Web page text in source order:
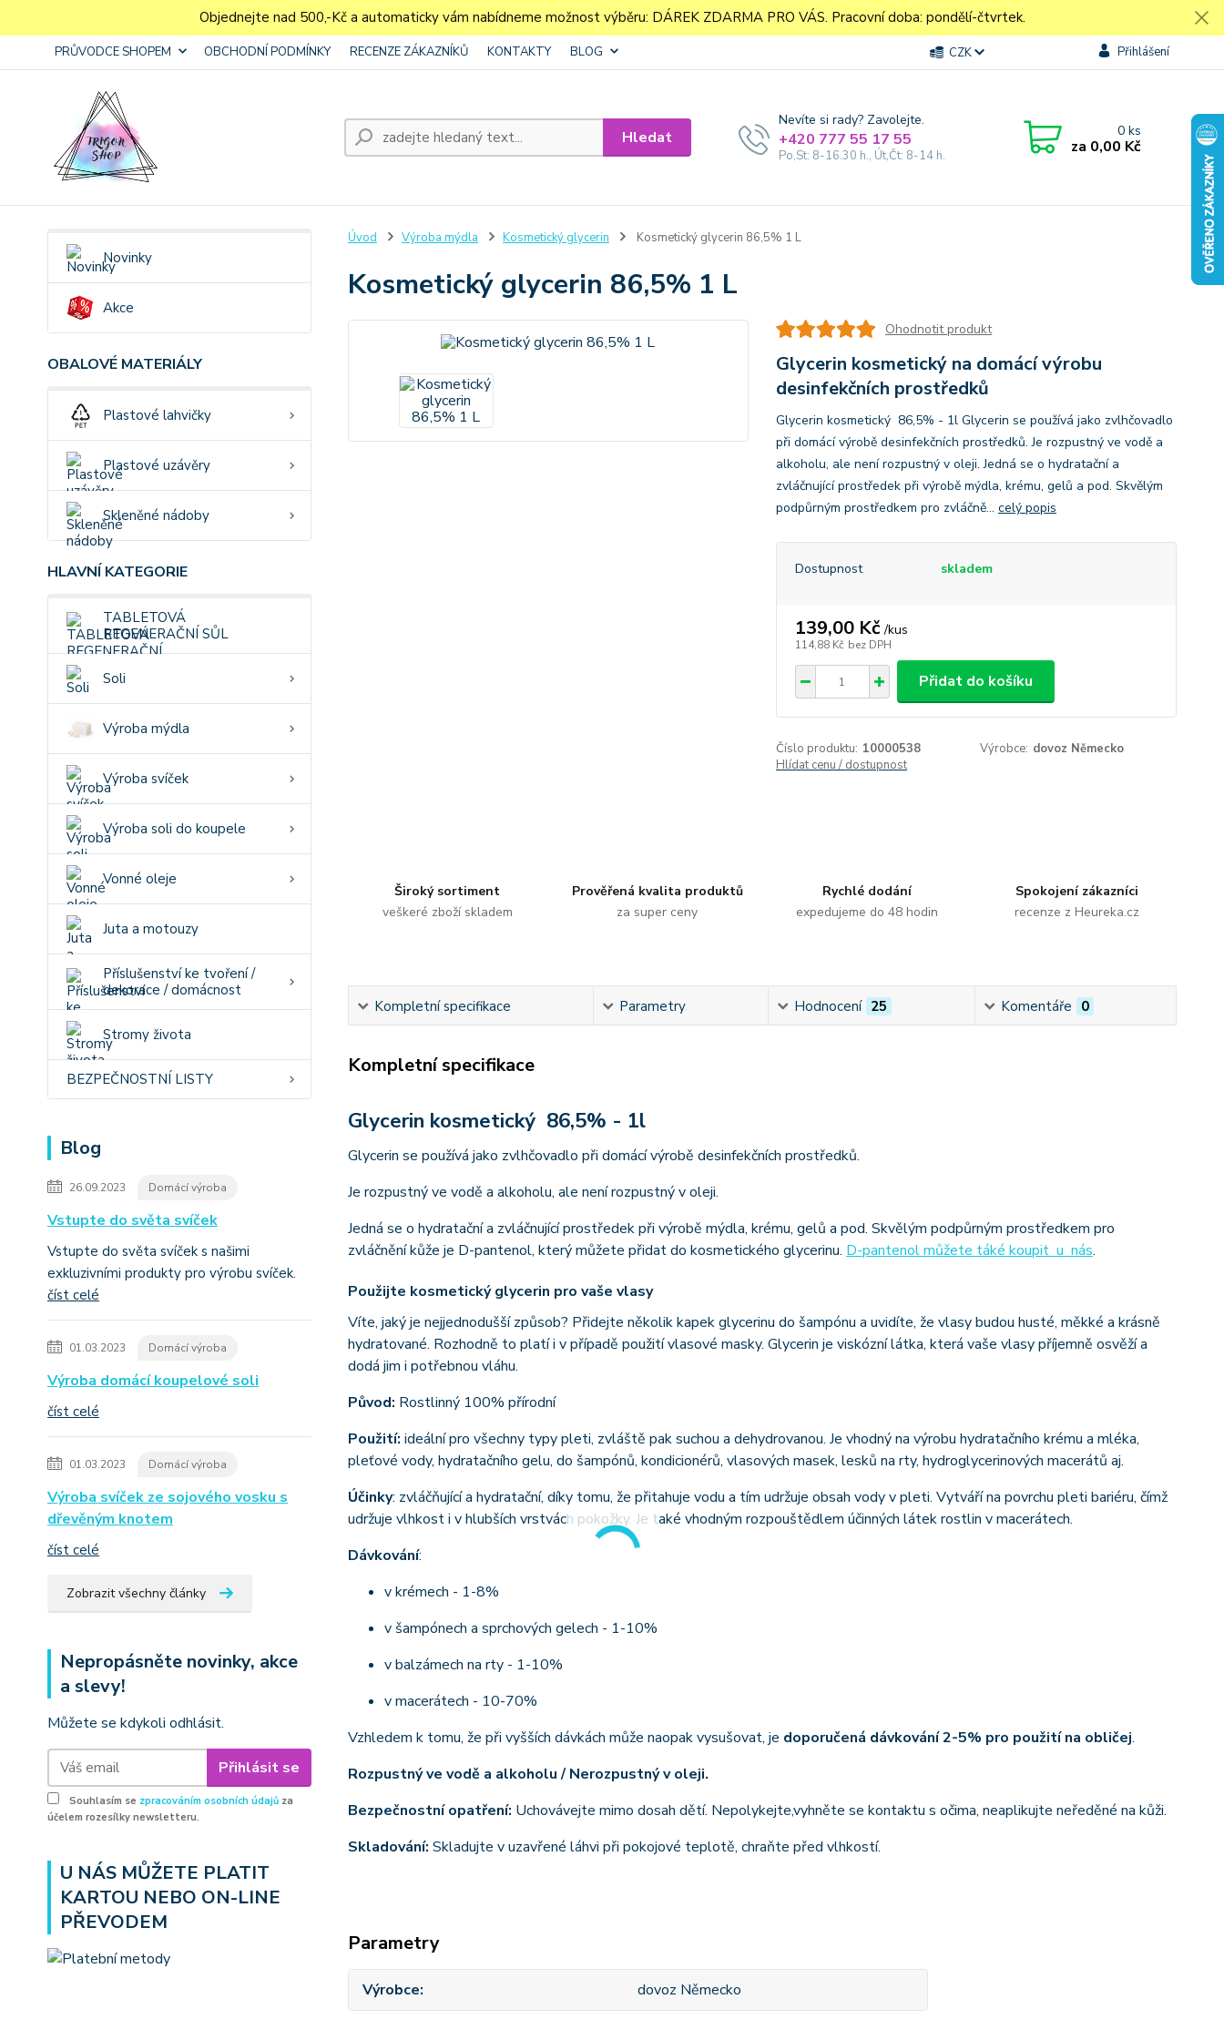
Objednejte nad 500,-Kč a automaticky vám nabídneme možnost výběru: DÁREK ZDARMA PRO VÁS. Pracovní doba: pondělí-čtvrtek.
PRŮVODCE SHOPEM OBCHODNÍ PODMÍNKY RECENZE ZÁKAZNÍKŮ KONTAKTY BLOG CZK Přihlášení
Hledat
Nevíte si rady? Zavolejte.
+420 777 55 17 55
Po,St: 8-16.30 h., Út,Čt: 8-14 h.
0ks
za 0,00 Kč
Novinky
Akce
OBALOVÉ MATERIÁLY
Plastové lahvičky
Plastové uzávěry
Skleněné nádoby
HLAVNÍ KATEGORIE
TABLETOVÁ
REGENERAČNÍ SŮL
Soli
Výroba mýdla
Výroba svíček
Výroba soli do koupele
Vonné oleje
Juta a motouzy
Příslušenství ke tvoření /
dekorace / domácnost
Stromy života
BEZPEČNOSTNÍ LISTY
Blog
26.09.2023 Domácí výroba
Vstupte do světa svíček
Vstupte do světa svíček s našimi
exkluzivními produkty pro výrobu svíček.
číst celé
01.03.2023 Domácí výroba
Výroba domácí koupelové soli
číst celé
01.03.2023 Domácí výroba
Výroba svíček ze sojového vosku s
dřevěným knotem
číst celé
Zobrazit všechny články
Nepropásněte novinky, akce
a slevy!
Můžete se kdykoli odhlásit.
Přihlásit se
Souhlasím se zpracováním osobních údajů za
účelem rozesílky newsletteru.
U NÁS MŮŽETE PLATIT
KARTOU NEBO ON-LINE
PŘEVODEM
Úvod Výroba mýdla Kosmetický glycerin Kosmetický glycerin 86,5% 1 L
Kosmetický glycerin 86,5% 1 L
Ohodnotit produkt
Glycerin kosmetický na domácí výrobu
desinfekčních prostředků
Glycerin kosmetický 86,5% - 1l Glycerin se používá jako zvlhčovadlo
při domácí výrobě desinfekčních prostředků. Je rozpustný ve vodě a
alkoholu, ale není rozpustný v oleji. Jedná se o hydratační a
zvláčnující prostředek při výrobě mýdla, krému, gelů a pod. Skvělým
podpůrným prostředkem pro zvláčně... celý popis
Dostupnost skladem
139,00 Kč /kus
114,88 Kč bez DPH
Přidat do košíku
Číslo produktu: 10000538 Výrobce: dovoz Německo
Hlídat cenu / dostupnost
Široký sortiment
veškeré zboží skladem
Prověřená kvalita produktů
za super ceny
Rychlé dodání
expedujeme do 48 hodin
Spokojení zákazníci
recenze z Heureka.cz
Kompletní specifikace Parametry Hodnocení 25 Komentáře 0
Kompletní specifikace
Glycerin kosmetický 86,5% - 1l
Glycerin se používá jako zvlhčovadlo při domácí výrobě desinfekčních prostředků.
Je rozpustný ve vodě a alkoholu, ale není rozpustný v oleji.
Jedná se o hydratační a zvláčnující prostředek při výrobě mýdla, krému, gelů a pod. Skvělým podpůrným prostředkem pro
zvláčnění kůže je D-pantenol, který můžete přidat do kosmetického glycerinu. D-pantenol můžete táké koupit u nás.
Použijte kosmetický glycerin pro vaše vlasy
Víte, jaký je nejjednodušší způsob? Přidejte několik kapek glycerinu do šampónu a uvidíte, že vlasy budou husté, měkké a krásně
hydratované. Rozhodně to platí i v případě použití vlasové masky. Glycerin je viskózní látka, která vaše vlasy příjemně osvěží a
dodá jim i potřebnou vláhu.
Původ: Rostlinný 100% přírodní
Použití: ideální pro všechny typy pleti, zvláště pak suchou a dehydrovanou. Je vhodný na výrobu hydratačního krému a mléka,
pleťové vody, hydratačního gelu, do šampónů, kondicionérů, vlasových masek, lesků na rty, hydroglycerinových macerátů aj.
Účinky: zvláčňující a hydratační, díky tomu, že přitahuje vodu a tím udržuje obsah vody v pleti. Vytváří na povrchu pleti bariéru, čímž
udržuje vlhkost i v hlubších vrstvách pokožky. Je také vhodným rozpouštědlem účinných látek rostlin v macerátech.
Dávkování:
v krémech - 1-8%
v šampónech a sprchových gelech - 1-10%
v balzámech na rty - 1-10%
v macerátech - 10-70%
Vzhledem k tomu, že při vyšších dávkách může naopak vysušovat, je doporučená dávkování 2-5% pro použití na obličej.
Rozpustný ve vodě a alkoholu / Nerozpustný v oleji.
Bezpečnostní opatření: Uchovávejte mimo dosah dětí. Nepolykejte,vyhněte se kontaktu s očima, neaplikujte neředěné na kůži.
Skladování: Skladujte v uzavřené láhvi při pokojové teplotě, chraňte před vlhkostí.
Parametry
Výrobce dovoz Německo